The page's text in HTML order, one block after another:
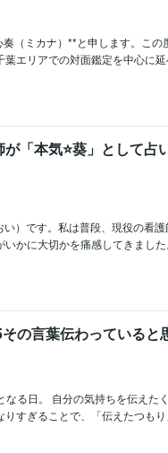
（ミカナ）**と申します。こ
葉エリアでの対面鑑定を中心に
「本気⭐️葵」として占
い）です。私は普段、現役の看
かに大切かを痛感してきまし
の言葉伝わっていると
る日。 自分の気持ちを伝えた
すぎることで、「伝えたつも